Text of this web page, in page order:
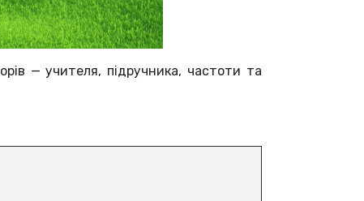
— учителя, підручника, частоти та